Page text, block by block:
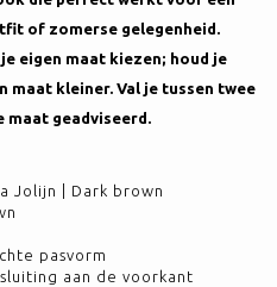
of zomerse gelegenheid.
eigen maat kiezen; houd je
maat kleiner. Val je tussen twee
maat geadviseerd.
Jolijn | Dark brown
pasvorm
aan de voorkant